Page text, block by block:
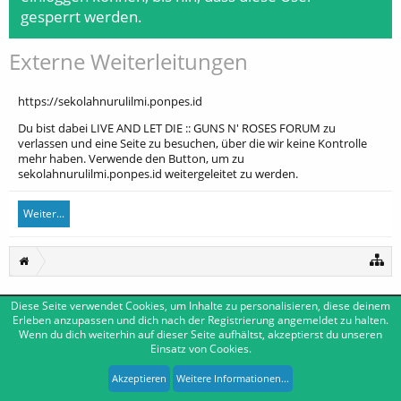
gesperrt werden.
Externe Weiterleitungen
https://sekolahnurulilmi.ponpes.id
Du bist dabei LIVE AND LET DIE :: GUNS N' ROSES FORUM zu
verlassen und eine Seite zu besuchen, über die wir keine Kontrolle
mehr haben. Verwende den Button, um zu
sekolahnurulilmi.ponpes.id weitergeleitet zu werden.
Weiter...
Deutsch [Du] Kontakt
Impressum Nutzungsbedingungen
Datenschutzerklärung
Forum software by XenForo™ |Media embeds by s9e
XenForo style by Pixel Exit
Diese Seite verwendet Cookies, um Inhalte zu personalisieren, diese deinem
Erleben anzupassen und dich nach der Registrierung angemeldet zu halten.
Wenn du dich weiterhin auf dieser Seite aufhältst, akzeptierst du unseren
Einsatz von Cookies.
Akzeptieren Weitere Informationen...